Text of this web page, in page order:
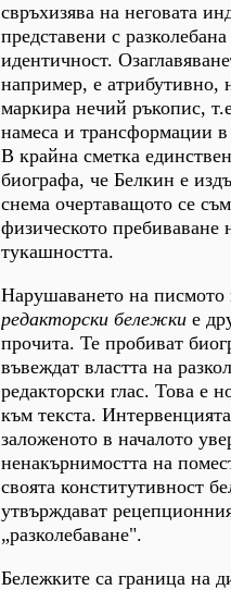
свръхизява на неговата
представени с
идентичност.
например, е атрибутивно,
маркира нечий ръкопис,
намеса и трансформации в
В крайна сметка
биографа, че Белкин е
снема очертаващото се
физическото пребиваване
тукашността.
Нарушаването на писмото
редакторски бележки е
прочита. Те пробиват
въвеждат властта на
редакторски глас. Това е
към текста.
заложеното в началото
ненакърнимостта на
своята конститутивност
утвърждават
„разколебаване".
Бележките са граница на